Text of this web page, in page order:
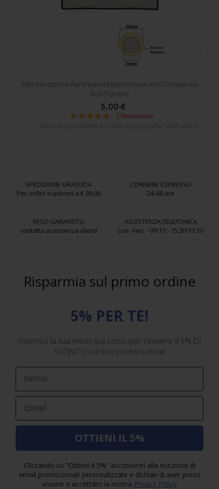
Film Aerazione Faro Valvola Membrana Anti Condensa
Anti Polvere
5,00 €
star star star star star 7 Recensioni
SPEDIZIONE GRATUITA
Per ordini superiori a € 99,00
CORRIERE ESPRESSO
24/48 ore
RESO GARANTITO
contatta assistenza clienti
ASSISTENZA TELEFONICA
Lun. Ven. - 09/13 - 15.30/17.30
Risparmia sul primo ordine
5% PER TE!
Inserisci la tua email qui sotto per ricevere il 5% DI
SCONTO sul tuo primo ordine!
First Name
Email
OTTIENI IL 5%
Cliccando su "Ottieni il 5%" acconsenti alla ricezione di
email promozionali personalizzate e dichiari di aver preso
visione e accettato la nostra Privacy Policy